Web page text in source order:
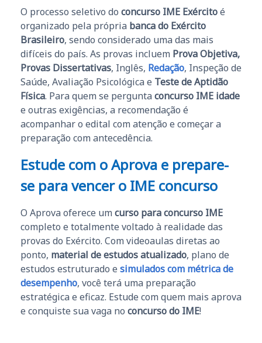
O processo seletivo do concurso IME Exércitoé
organizado pela própria banca do Exército
Brasileiro, sendo considerado uma das mais
difíceis do país. As provas incluem Prova Objetiva,
Provas Dissertativas, Inglês, Redação, Inspeção de
Saúde, Avaliação Psicológica e Teste de Aptidão
Física. Para quem se pergunta concurso IME idade
e outras exigências, a recomendação é
acompanhar o edital com atenção e começar a
preparação com antecedência.
Estude com o Aprova e prepare-
se para vencer o IME concurso
O Aprova oferece um curso para concurso IME
completo e totalmente voltado à realidade das
provas do Exército. Com videoaulas diretas ao
ponto, material de estudos atualizado, plano de
estudos estruturado e simulados com métrica de
desempenho, você terá uma preparação
estratégica e eficaz. Estude com quem mais aprova
e conquiste sua vaga no concurso do IME!